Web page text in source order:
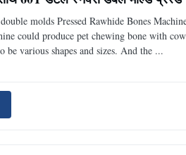
molds Pressed Rawhide Bones
could produce pet chewing bone with
be various shapes and sizes. And the ...